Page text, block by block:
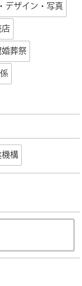
デザイン・写真
葬祭
構